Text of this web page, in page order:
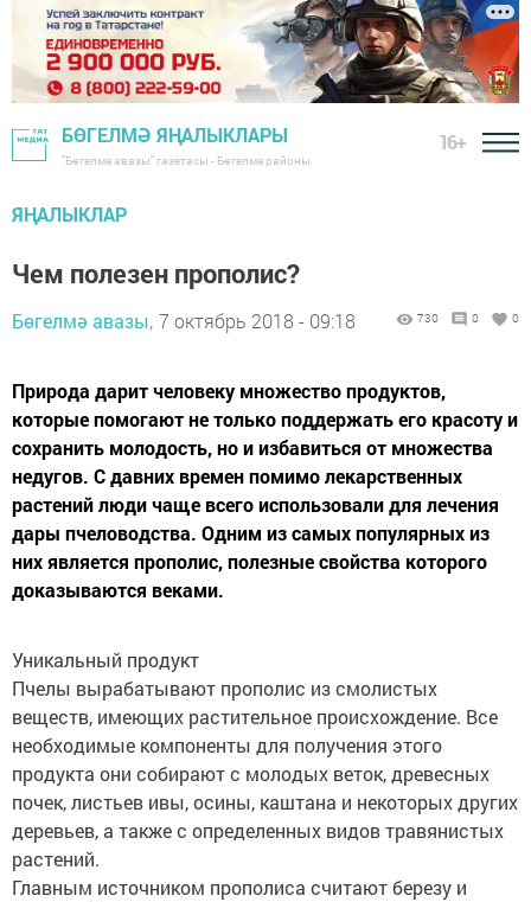
БӨГЕЛМӘ ЯҢАЛЫКЛАРЫ
"Бөгелмә авазы" газетасы - Бөгелмә районы
16+
ЯҢАЛЫКЛАР
Чем полезен прополис?
Бөгелмә авазы, 7 октябрь 2018 - 09:18 730 0 0
Природа дарит человеку множество продуктов,
которые помогают не только поддержать его красоту и
сохранить молодость, но и избавиться от множества
недугов. С давних времен помимо лекарственных
растений люди чаще всего использовали для лечения
дары пчеловодства. Одним из самых популярных из
них является прополис, полезные свойства которого
доказываются веками.
Уникальный продукт
Пчелы вырабатывают прополис из смолистых
веществ, имеющих растительное происхождение. Все
необходимые компоненты для получения этого
продукта они собирают с молодых веток, древесных
почек, листьев ивы, осины, каштана и некоторых других
деревьев, а также с определенных видов травянистых
растений.
Главным источником прополиса считают березу и